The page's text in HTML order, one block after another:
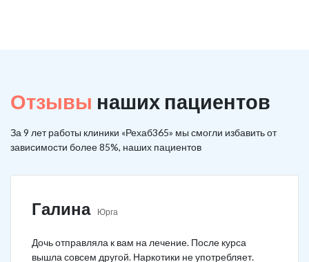
Отзывы наших пациентов
За 9 лет работы клиники «Рехаб365» мы смогли избавить от
зависимости более 85%, наших пациентов
Галина Юрга
Дочь отправляла к вам на лечение. После курса
вышла совсем другой. Наркотики не употребляет.